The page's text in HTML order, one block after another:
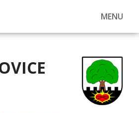
MENU